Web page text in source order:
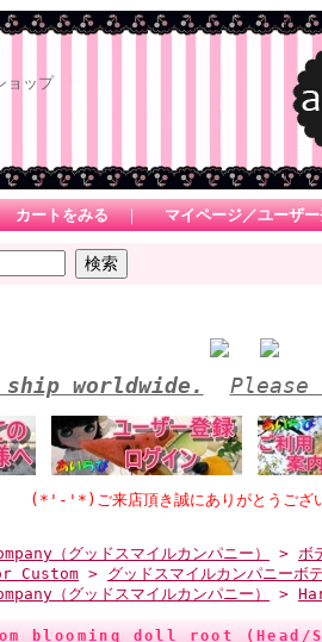
ョップ
カートをみる ｜ マイページ／ユーザ
ship worldwide.
来店頂き誠にありがとうございます
（グッドスマイルカンパニー） > ボ
Custom > グッドスマイルカンパニーボ
（グッドスマイルカンパニー） >
blooming doll root (Head/